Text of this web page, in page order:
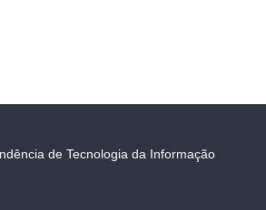
de Tecnologia da Informação